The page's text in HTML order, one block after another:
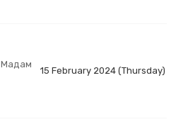
Мадам
15 February 2024 (Thursday)